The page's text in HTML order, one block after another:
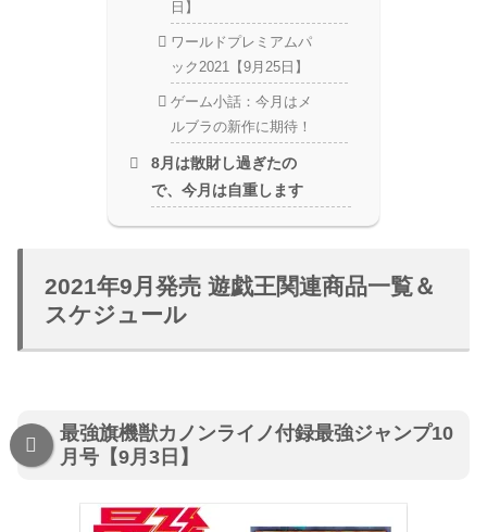
日】
ワールドプレミアムパ
ック2021【9月25日】
ゲーム小話：今月はメ
ルブラの新作に期待！
8月は散財し過ぎたの
で、今月は自重します
2021年9月発売 遊戯王関連商品一覧＆
スケジュール
最強旗機獣カノンライノ付録最強ジャンプ10
月号【9月3日】